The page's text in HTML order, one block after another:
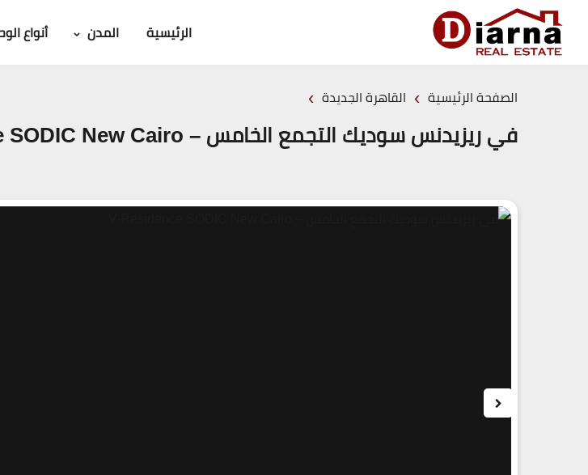
الرئيسية المدن أنواع
الصفحة الرئيسية › القاهرة الجديدة ›
في ريزيدنس سوديك التجمع الخامس – V-Residence SODIC New Cairo